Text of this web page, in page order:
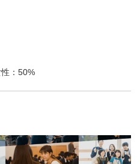
学習について学び合う研修
関する課題・改善策をまと
くり
「社会とつながる学び」をつ
なって動きます。生徒の関心
：50%